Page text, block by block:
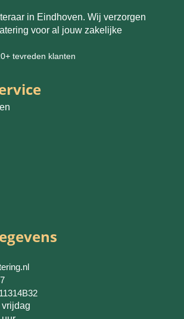
in Eindhoven. Wij verzorgen
voor al jouw zakelijke
tevreden klanten
vrijdag